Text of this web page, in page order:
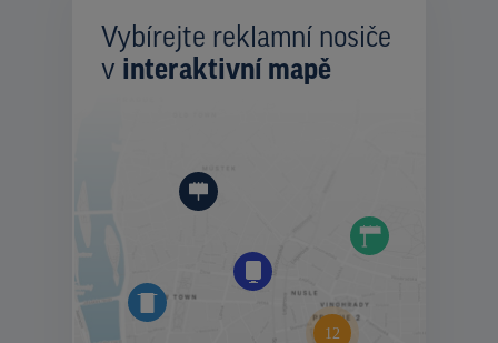
Vybírejte reklamní nosiče
v interaktivní mapě